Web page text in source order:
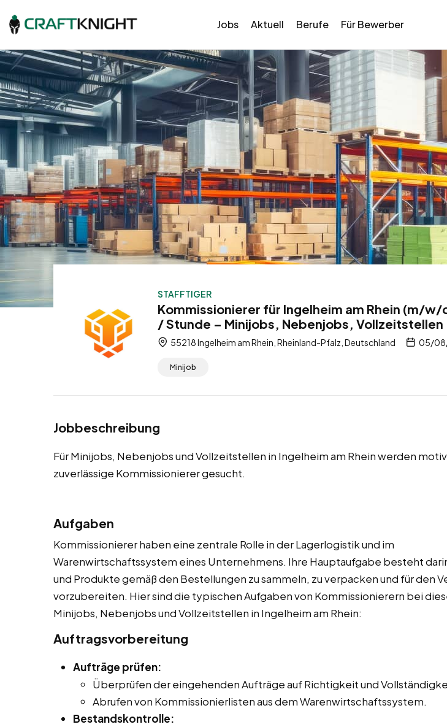
Jobs Aktuell Berufe Für Bewerber
STAFFTIGER
Kommissionierer für Ingelheim am Rhein (m/
/ Stunde – Minijobs, Nebenjobs, Vollzeitstellen
55218 Ingelheim am Rhein, Rheinland-Pfalz, Deutschland 05/
Minijob
Jobbeschreibung
Für Minijobs, Nebenjobs und Vollzeitstellen in Ingelheim am Rhein werden
zuverlässige Kommissionierer gesucht.
Aufgaben
Kommissionierer haben eine zentrale Rolle in der Lagerlogistik und im
Warenwirtschaftssystem eines Unternehmens. Ihre Hauptaufgabe besteht
und Produkte gemäß den Bestellungen zu sammeln, zu verpacken und für den
vorzubereiten. Hier sind die typischen Aufgaben von Kommissionierern bei
Minijobs, Nebenjobs und Vollzeitstellen in Ingelheim am Rhein:
Auftragsvorbereitung
Aufträge prüfen:
Überprüfen der eingehenden Aufträge auf Richtigkeit und
Abrufen von Kommissionierlisten aus dem Warenwirtschaftssystem.
Bestandskontrolle: